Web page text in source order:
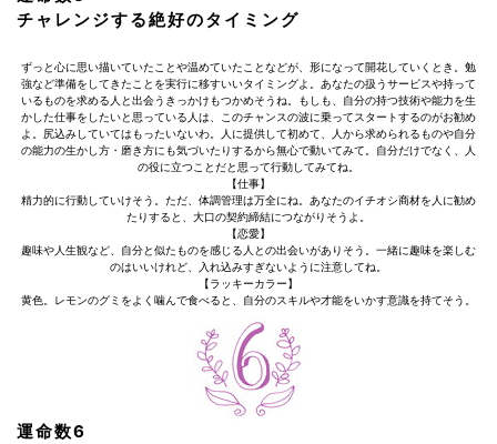
チャレンジする絶好のタイミング
ずっと心に思い描いていたことや温めていたことなどが、形になって開花していくとき。勉
強など準備をしてきたことを実行に移すいいタイミングよ。あなたの扱うサービスや持って
いるものを求める人と出会うきっかけもつかめそうね。もしも、自分の持つ技術や能力を生
かした仕事をしたいと思っている人は、このチャンスの波に乗ってスタートするのがお勧め
よ。尻込みしていてはもったいないわ。人に提供して初めて、人から求められるものや自分
の能力の生かし方・磨き方にも気づいたりするから無心で動いてみて。自分だけでなく、人
の役に立つことだと思って行動してみてね。
【仕事】
精力的に行動していけそう。ただ、体調管理は万全にね。あなたのイチオシ商材を人に勧め
たりすると、大口の契約締結につながりそうよ。
【恋愛】
趣味や人生観など、自分と似たものを感じる人との出会いがありそう。一緒に趣味を楽しむ
のはいいけれど、入れ込みすぎないように注意してね。
【ラッキーカラー】
黄色。レモンのグミをよく噛んで食べると、自分のスキルや才能をいかす意識を持てそう。
運命数6